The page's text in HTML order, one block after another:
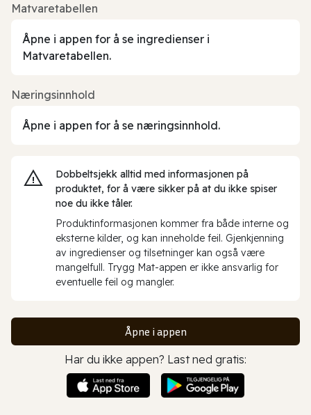
Matvaretabellen
Åpne i appen for å se ingredienser i
Matvaretabellen.
Næringsinnhold
Åpne i appen for å se næringsinnhold.
Dobbeltsjekk alltid med informasjonen på
produktet, for å være sikker på at du ikke spiser
noe du ikke tåler.
Produktinformasjonen kommer fra både interne og
eksterne kilder, og kan inneholde feil. Gjenkjenning
av ingredienser og tilsetninger kan også være
mangelfull. Trygg Mat-appen er ikke ansvarlig for
eventuelle feil og mangler.
Åpne i appen
Har du ikke appen? Last ned gratis: